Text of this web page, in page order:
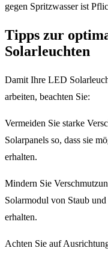
gegen Spritzwasser ist
Tipps zur
Solarleuchten
Damit Ihre LED
arbeiten, beachten Sie:
Vermeiden Sie starke
Solarpanels so, dass sie
erhalten.
Mindern Sie
Solarmodul von Staub
erhalten.
Achten Sie auf